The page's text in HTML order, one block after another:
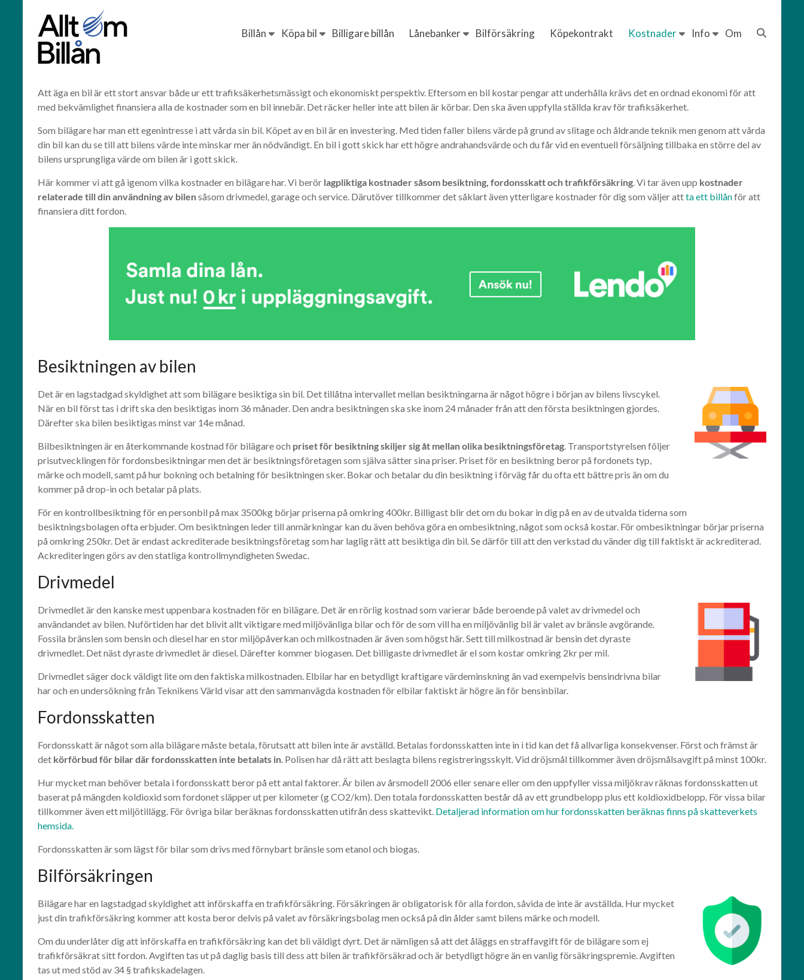
content
Billån
Jämför
billån
finansiering
Billån Köpa bil Billigare billån Lånebanker Bilförsäkring Köpekontrakt Kostnader Info Om
Kringkostnader för ägande av bil
Att äga en bil är ett stort ansvar både ur ett trafiksäkerhetsmässigt och ekonomiskt perspektiv. Eftersom en bil kostar pengar att underhålla krävs det en ordnad ekonomi för att
med bekvämlighet finansiera alla de kostnader som en bil innebär. Det räcker heller inte att bilen är körbar. Den ska även uppfylla ställda krav för trafiksäkerhet.
Som bilägare har man ett egenintresse i att vårda sin bil. Köpet av en bil är en investering. Med tiden faller bilens värde på grund av slitage och åldrande teknik men genom att vårda
din bil kan du se till att bilens värde inte minskar mer än nödvändigt. En bil i gott skick har ett högre andrahandsvärde och du får vid en eventuell försäljning tillbaka en större del av
bilens ursprungliga värde om bilen är i gott skick.
Här kommer vi att gå igenom vilka kostnader en bilägare har. Vi berör lagpliktiga kostnader såsom besiktning, fordonsskatt och trafikförsäkring. Vi tar även upp kostnader
relaterade till din användning av bilensåsom drivmedel, garage och service. Därutöver tillkommer det såklart även ytterligare kostnader för dig som väljer attta ett billånför att
finansiera ditt fordon.
Besiktningen av bilen
Det är en lagstadgad skyldighet att som bilägare besiktiga sin bil. Det tillåtna intervallet mellan besiktningarna är något högre i början av bilens livscykel.
När en bil först tas i drift ska den besiktigas inom 36 månader. Den andra besiktningen ska ske inom 24 månader från att den första besiktningen gjordes.
Därefter ska bilen besiktigas minst var 14e månad.
Bilbesiktningen är en återkommande kostnad för bilägare och priset för besiktning skiljer sig åt mellan olika besiktningsföretag. Transportstyrelsen följer
prisutvecklingen för fordonsbesiktningar men det är besiktningsföretagen som själva sätter sina priser. Priset för en besiktning beror på fordonets typ,
märke och modell, samt på hur bokning och betalning för besiktningen sker. Bokar och betalar du din besiktning i förväg får du ofta ett bättre pris än om du
kommer på drop-in och betalar på plats.
För en kontrollbesiktning för en personbil på max 3500kg börjar priserna på omkring 400kr. Billigast blir det om du bokar in dig på en av de utvalda tiderna som
besiktningsbolagen ofta erbjuder. Om besiktningen leder till anmärkningar kan du även behöva göra en ombesiktning, något som också kostar. För ombesiktningar börjar priserna
på omkring 250kr. Det är endast ackrediterade besiktningsföretag som har laglig rätt att besiktiga din bil. Se därför till att den verkstad du vänder dig till faktiskt är ackrediterad.
Ackrediteringen görs av den statliga kontrollmyndigheten Swedac.
Drivmedel
Drivmedlet är den kanske mest uppenbara kostnaden för en bilägare. Det är en rörlig kostnad som varierar både beroende på valet av drivmedel och
användandet av bilen. Nuförtiden har det blivit allt viktigare med miljövänliga bilar och för de som vill ha en miljövänlig bil är valet av bränsle avgörande.
Fossila bränslen som bensin och diesel har en stor miljöpåverkan och milkostnaden är även som högst här. Sett till milkostnad är bensin det dyraste
drivmedlet. Det näst dyraste drivmedlet är diesel. Därefter kommer biogasen. Det billigaste drivmedlet är el som kostar omkring 2kr per mil.
Drivmedlet säger dock väldigt lite om den faktiska milkostnaden. Elbilar har en betydligt kraftigare värdeminskning än vad exempelvis bensindrivna bilar
har och en undersökning från Teknikens Värld visar att den sammanvägda kostnaden för elbilar faktiskt är högre än för bensinbilar.
Fordonsskatten
Fordonsskatt är något som alla bilägare måste betala, förutsatt att bilen inte är avställd. Betalas fordonsskatten inte in i tid kan det få allvarliga konsekvenser. Först och främst är
det körförbud för bilar där fordonsskatten inte betalats in. Polisen har då rätt att beslagta bilens registreringsskylt. Vid dröjsmål tillkommer även dröjsmålsavgift på minst 100kr.
Hur mycket man behöver betala i fordonsskatt beror på ett antal faktorer. Är bilen av årsmodell 2006 eller senare eller om den uppfyller vissa miljökrav räknas fordonsskatten ut
baserat på mängden koldioxid som fordonet släpper ut per kilometer (g CO2/km). Den totala fordonsskatten består då av ett grundbelopp plus ett koldioxidbelopp. För vissa bilar
tillkommer även ett miljötillägg. För övriga bilar beräknas fordonsskatten utifrån dess skattevikt. Detaljerad information om hur fordonsskatten beräknas finns på skatteverkets
hemsida.
Fordonsskatten är som lägst för bilar som drivs med förnybart bränsle som etanol och biogas.
Bilförsäkringen
Bilägare har en lagstadgad skyldighet att införskaffa en trafikförsäkring. Försäkringen är obligatorisk för alla fordon, såvida de inte är avställda. Hur mycket
just din trafikförsäkring kommer att kosta beror delvis på valet av försäkringsbolag men också på din ålder samt bilens märke och modell.
Om du underlåter dig att införskaffa en trafikförsäkring kan det bli väldigt dyrt. Det är nämligen så att det åläggs en straffavgift för de bilägare som ej
trafikförsäkrat sitt fordon. Avgiften tas ut på daglig basis till dess att bilen är trafikförsäkrad och är betydligt högre än en vanlig försäkringspremie. Avgiften
tas ut med stöd av 34 § trafikskadelagen.